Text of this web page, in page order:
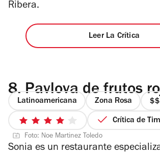
Ribera.
Leer La Crítica
8. Pavlova de frutos
Latinoamericana Zona Rosa
4
de
5
Crítica de
Foto: Noe Martinez Toledo
Sonia es un restaurante